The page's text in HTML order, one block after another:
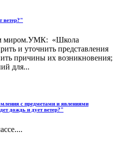
ветер?"
миром.УМК: «Школа
и уточнить представления
причины их возникновения;
для...
с предметами и явлениями
дождь и дует ветер?"